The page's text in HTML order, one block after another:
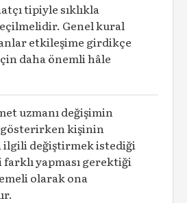
tipiyle sıklıkla
Genel kural
etkileşime girdikçe
daha önemli hâle
uzmanı değişimin
kişinin
ilgili değiştirmek istediği
farklı yapması gerektiği
olarak ona